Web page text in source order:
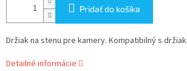
Pridať do košíka
Držiak na stenu pre kamery. Kompatibilný s
Detailné informácie